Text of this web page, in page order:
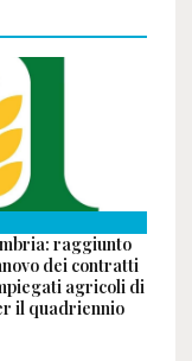
raggiunto
dei contratti
agricoli di
il quadriennio